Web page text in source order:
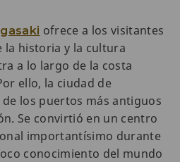
ofrece a los visitantes
la historia y la cultura
a lo largo de la costa
ello, la ciudad de
los puertos más antiguos
Se convirtió en un centro
importantísimo durante
conocimiento del mundo